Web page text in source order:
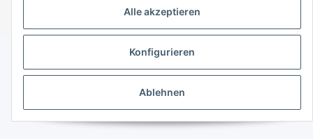
Alle akzeptieren
Konfigurieren
Ablehnen
* Alle Preise inkl. gesetzlicher USt., zzgl.